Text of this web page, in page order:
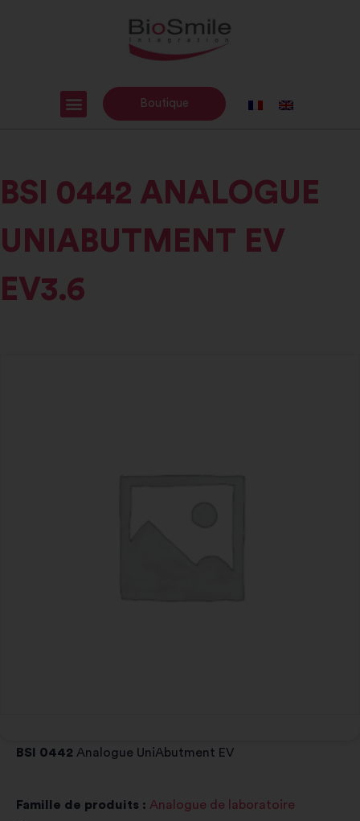
Boutique
BSI 0442 ANALOGUE
UNIABUTMENT EV
EV3.6
BSI 0442 Analogue UniAbutment EV
Famille de produits : Analogue de laboratoire